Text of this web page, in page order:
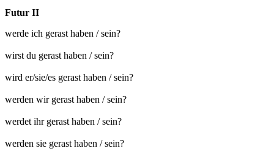
Futur II
werde ich gerast haben / sein?
wirst du gerast haben / sein?
wird er/sie/es gerast haben / sein?
werden wir gerast haben / sein?
werdet ihr gerast haben / sein?
werden sie gerast haben / sein?